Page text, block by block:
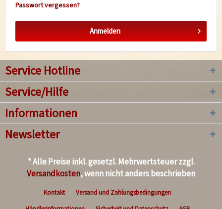
Passwort vergessen?
Anmelden
Service Hotline
Service/Hilfe
Informationen
Newsletter
* Alle Preise inkl. gesetzl. Mehrwertsteuer zzgl.
Versandkosten, wenn nicht anders beschrieben
Kontakt
Versand und Zahlungsbedingungen